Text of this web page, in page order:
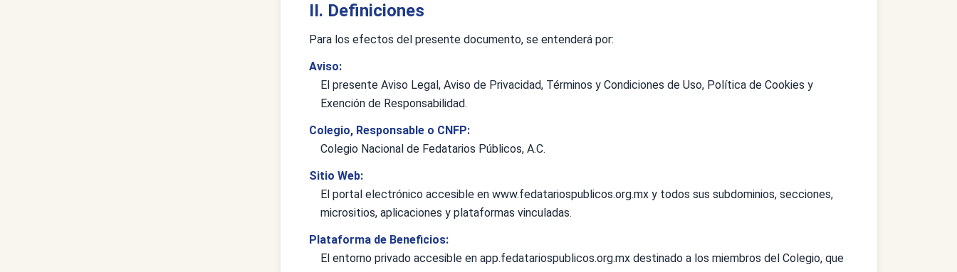
II. Definiciones
Para los efectos del presente documento, se entenderá por:
Aviso:
El presente Aviso Legal, Aviso de Privacidad, Términos y Condiciones de Uso, Política de Cookies y
Exención de Responsabilidad.
Colegio, Responsable o CNFP:
Colegio Nacional de Fedatarios Públicos, A.C.
Sitio Web:
El portal electrónico accesible en www.fedatariospublicos.org.mx y todos sus subdominios, secciones,
micrositios, aplicaciones y plataformas vinculadas.
Plataforma de Beneficios:
El entorno privado accesible en app.fedatariospublicos.org.mx destinado a los miembros del Colegio, que